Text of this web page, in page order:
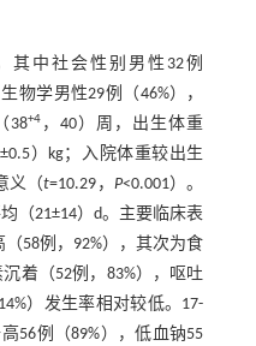
其中社会性别男性32例
物学男性29例（46%），
（38+4 ，40）周，出生体重
）kg；入院体重较出生
义（t=10.29， P<0.001）。
（21±14）d。主要临床表
58例，92%），其次为食
着（52例，83%），呕吐
）发生率相对较低。17-
56例（89%），低血钠55